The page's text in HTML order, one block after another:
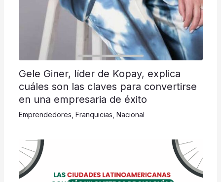
Gele Giner, líder de Kopay, explica
cuáles son las claves para convertirse
en una empresaria de éxito
Emprendedores Franquicias Nacional